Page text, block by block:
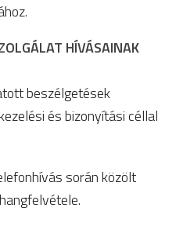
HÍVÁSAINAK
beszélgetések
és bizonyítási céllal
során közölt